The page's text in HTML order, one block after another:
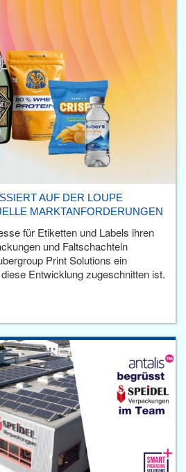
AUF DER LOUPE
MARKTANFORDERUNGEN
für Etiketten und Labels ihren
und Faltschachteln
Print Solutions ein
Entwicklung zugeschnitten ist.